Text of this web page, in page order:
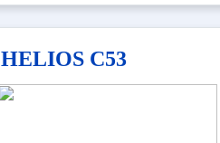
HELIOS C53